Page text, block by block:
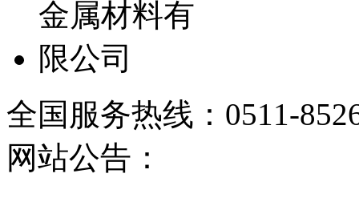
全国服务热线： 0511-
网站公告：